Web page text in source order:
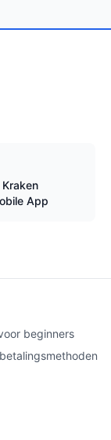
Kraken
App
beginners